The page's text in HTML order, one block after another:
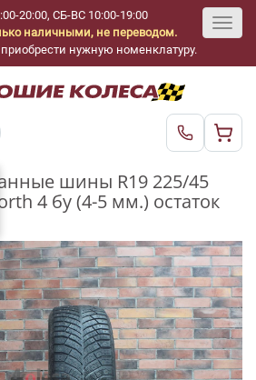
20:00, СБ-ВС 10:00-19:00
наличными, не переводом.
нужную номенклатуру.
шины R19 225/45
4 бу (4-5 мм.) остаток